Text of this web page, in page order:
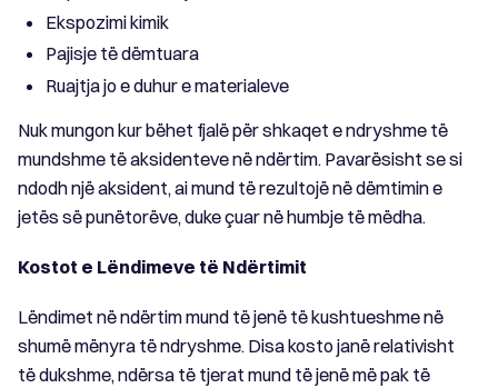
Ekspozimi kimik
Pajisje të dëmtuara
Ruajtja jo e duhur e materialeve
Nuk mungon kur bëhet fjalë për shkaqet e ndryshme të
mundshme të aksidenteve në ndërtim. Pavarësisht se si
ndodh një aksident, ai mund të rezultojë në dëmtimin e
jetës së punëtorëve, duke çuar në humbje të mëdha.
Kostot e Lëndimeve të Ndërtimit
Lëndimet në ndërtim mund të jenë të kushtueshme në
shumë mënyra të ndryshme. Disa kosto janë relativisht
të dukshme, ndërsa të tjerat mund të jenë më pak të